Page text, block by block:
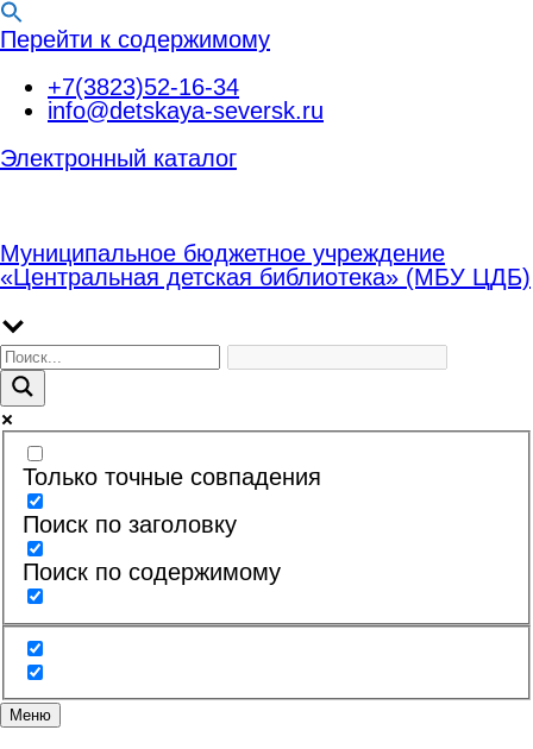
Перейти к содержимому
+7(3823)52-16-34
info@detskaya-seversk.ru
Электронный каталог
Муниципальное бюджетное учреждение
«Центральная детская библиотека» (МБУ ЦДБ)
Только точные совпадения
Поиск по заголовку
Поиск по содержимому
Меню